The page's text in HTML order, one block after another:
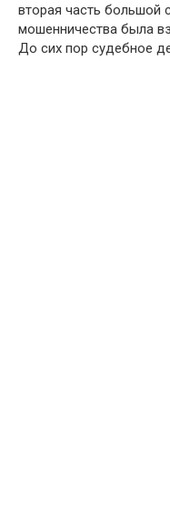
вторая часть большой
мошенничества была
До сих пор судебное